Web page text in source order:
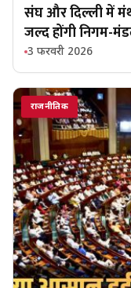
संघ और दिल्ली में
जल्द होंगी निगम-
3 फरवरी 2026
राजनीतिक